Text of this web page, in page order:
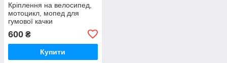
Кріплення на велосипед,
мотоцикл, мопед для
гумової качки
600 ₴
Купити